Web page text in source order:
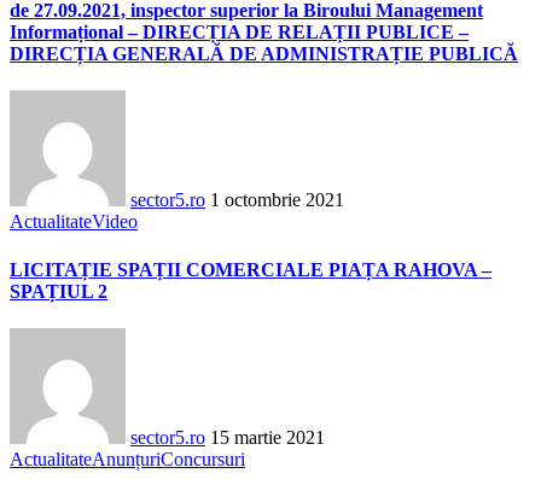
de 27.09.2021, inspector superior la Biroului Management
Informațional – DIRECȚIA DE RELAȚII PUBLICE –
DIRECȚIA GENERALĂ DE ADMINISTRAȚIE PUBLICĂ
sector5.ro 1 octombrie 2021
ActualitateVideo
LICITAȚIE SPAȚII COMERCIALE PIAȚA RAHOVA –
SPAȚIUL 2
sector5.ro 15 martie 2021
ActualitateAnunțuriConcursuri